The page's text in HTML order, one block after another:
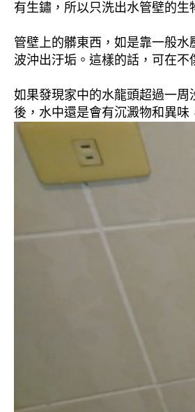
有生鏽，所以只洗出水管壁的生
管壁上的髒東西，如是靠一般
波沖出汙垢。這樣的話，可在不
如果發現家中的水龍頭超過一
後，水中還是會有沉澱物和異味